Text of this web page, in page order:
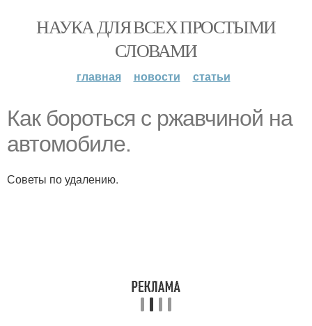
НАУКА ДЛЯ ВСЕХ ПРОСТЫМИ
СЛОВАМИ
главная новости статьи
Как бороться с ржавчиной на
автомобиле.
Советы по удалению.